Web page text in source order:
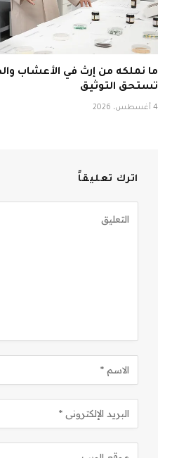
ما نملكه من إرث في الأعشاب
تستحق التوثيق
4 أغسطس، 2026
اترك تعليقاً